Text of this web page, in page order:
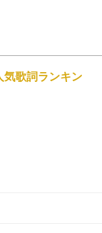
歌詞ランキン